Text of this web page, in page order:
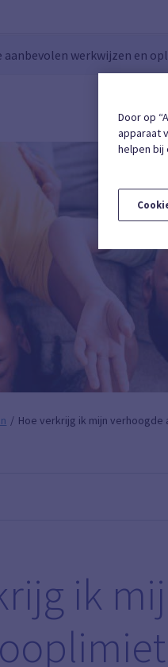
aanbevolen werkwijzen en
Hoe verkrijg ik mijn verhoogde
ik
Door op
apparaat
helpen bij